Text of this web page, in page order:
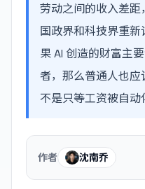
劳动之间的收入差距
国政界和科技界重
果 AI 创造的财富主
者，那么普通人也
不是只等工资被自动
作者 沈南乔